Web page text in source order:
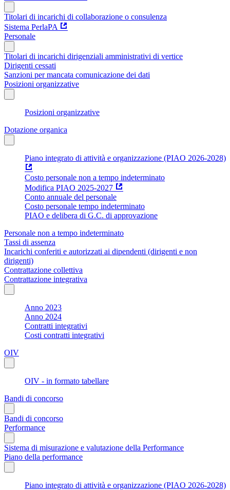
Titolari di incarichi di collaborazione o consulenza
Sistema PerlaPA
Personale
Titolari di incarichi dirigenziali amministrativi di vertice
Dirigenti cessati
Sanzioni per mancata comunicazione dei dati
Posizioni organizzative
Posizioni organizzative
Dotazione organica
Piano integrato di attività e organizzazione (PIAO 2026-2028)
Costo personale non a tempo indeterminato
Modifica PIAO 2025-2027
Conto annuale del personale
Costo personale tempo indeterminato
PIAO e delibera di G.C. di approvazione
Personale non a tempo indeterminato
Tassi di assenza
Incarichi conferiti e autorizzati ai dipendenti (dirigenti e non
dirigenti)
Contrattazione collettiva
Contrattazione integrativa
Anno 2023
Anno 2024
Contratti integrativi
Costi contratti integrativi
OIV
OIV - in formato tabellare
Bandi di concorso
Bandi di concorso
Performance
Sistema di misurazione e valutazione della Performance
Piano della performance
Piano integrato di attività e organizzazione (PIAO 2026-2028)